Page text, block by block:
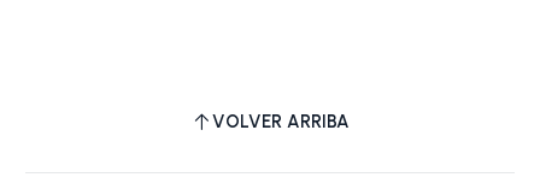
VOLVER ARRIBA